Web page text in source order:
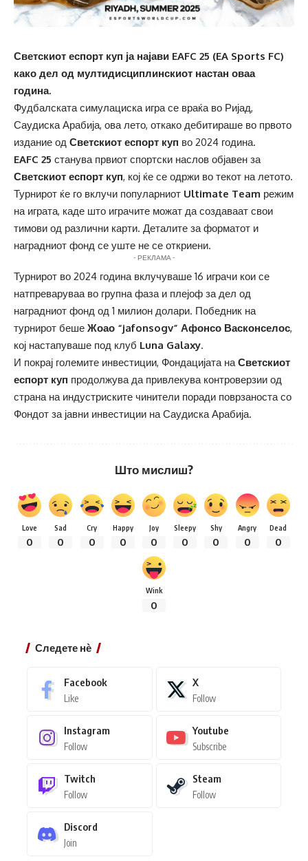
Светскиот еспорт куп ја најави EAFC 25 (EA Sports FC)
како дел од мултидисциплинскиот настан оваа
година.
Фудбалската симулациска игра се враќа во Ријад,
Саудиска Арабија, ова лето, откако дебитираше во првото
издание од Светскиот еспорт куп во 2024 година.
EAFC 25 станува првиот спортски наслов објавен за
Светскиот еспорт куп, кој ќе се одржи во текот на летото.
Турнирот ќе го вклучи популарниот Ultimate Team режим
на играта, каде што играчите можат да создаваат свои
тимови од различни карти. Деталите за форматот и
наградниот фонд се уште не се откриени.
- РЕКЛАМА -
Турнирот во 2024 година вклучуваше 16 играчи кои се
натпреваруваа во групна фаза и плејоф за дел од
наградниот фонд од 1 милион долари. Победник на
турнирот беше Жоао “jafonsogv” Афонсо Васконселос,
кој настапуваше под клуб Luna Galaxy.
И покрај големите инвестиции, Фондацијата на Светскиот
еспорт куп продолжува да привлекува контроверзии од
страна на индустриските чинители поради поврзаноста со
Фондот за јавни инвестиции на Саудиска Арабија.
Што мислиш?
Love
0
Sad
0
Cry
0
Happy
0
Joy
0
Sleepy
0
Shy
0
Angry
0
Dead
0
Wink
0
Следете нѐ
Facebook
Like
X
Follow
Instagram
Follow
Youtube
Subscribe
Twitch
Follow
Steam
Follow
Discord
Join